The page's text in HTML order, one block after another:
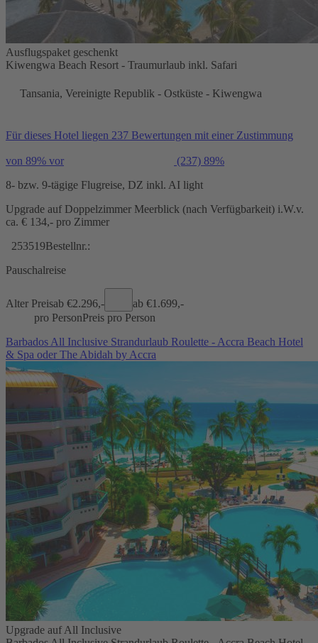
Ausflugspaket geschenkt
Kiwengwa Beach Resort - Traumurlaub inkl. Safari
Tansania, Vereinigte Republik - Ostküste - Kiwengwa
Für dieses Hotel liegen 237 Bewertungen mit einer Zustimmung
von 89% vor (237) 89%
8- bzw. 9-tägige Flugreise, DZ inkl. AI light
Upgrade auf Doppelzimmer Meerblick (nach Verfügbarkeit) i.W.v.
ca. € 134,- pro Zimmer
253519Bestellnr.:
Pauschalreise
Alter Preisab €2.296,- ab €1.699,-
pro PersonPreis pro Person
Barbados All Inclusive Strandurlaub Roulette - Accra Beach Hotel
& Spa oder The Abidah by Accra
Upgrade auf All Inclusive